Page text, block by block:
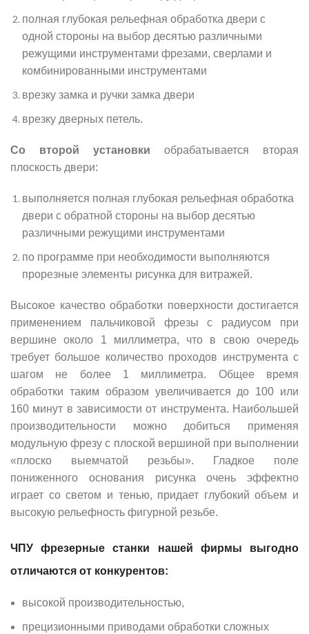
полная глубокая рельефная обработка двери с
одной стороны на выбор десятью различными
режущими инструментами фрезами, сверлами и
комбинированными инструментами
врезку замка и ручки замка двери
врезку дверных петель.
Со второй установки обрабатывается вторая
плоскость двери:
выполняется полная глубокая рельефная обработка
двери с обратной стороны на выбор десятью
различными режущими инструментами
по программе при необходимости выполняются
прорезные элементы рисунка для витражей.
Высокое качество обработки поверхности достигается
применением пальчиковой фрезы с радиусом при
вершине около 1 миллиметра, что в свою очередь
требует большое количество проходов инструмента с
шагом не более 1 миллиметра. Общее время
обработки таким образом увеличивается до 100 или
160 минут в зависимости от инструмента. Наибольшей
производительности можно добиться применяя
модульную фрезу с плоской вершиной при выполнении
«плоско выемчатой резьбы». Гладкое поле
пониженного основания рисунка очень эффектно
играет со светом и тенью, придает глубокий объем и
высокую рельефность фигурной резьбе.
ЧПУ фрезерные станки нашей фирмы выгодно
отличаются от конкурентов:
высокой производительностью,
прецизионными приводами обработки сложных